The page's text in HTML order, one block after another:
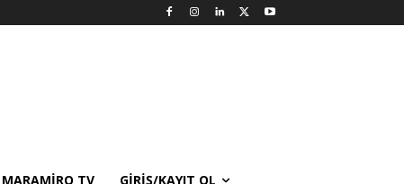
MARAMIRO TV GIRIŞ/KAYIT OL